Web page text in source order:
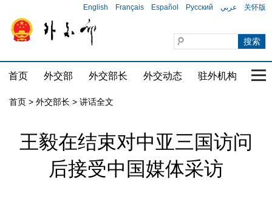
English Français Español Русский عربي 关怀版
首页 外交部 外交部长 外交动态 驻外机构 国
首页 > 外交部长 > 讲话全文
王毅在结束对中亚三国访问
后接受中国媒体采访